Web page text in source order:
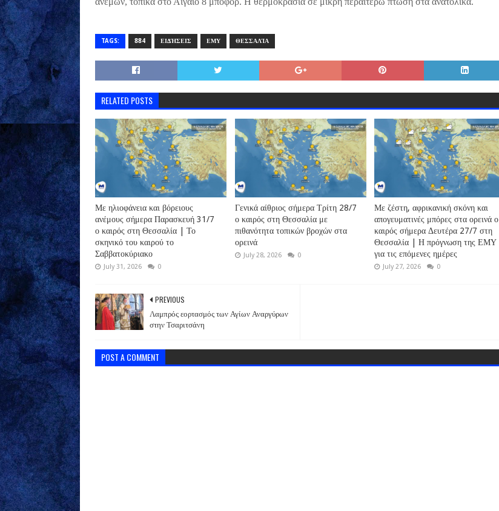
TAGS: 884 ΕΙΔΉΣΕΙΣ ΕΜΥ ΘΕΣΣΑΛΊΑ
RELATED POSTS
Με ηλιοφάνεια και βόρειους
ανέμους σήμερα Παρασκευή 31/7
ο καιρός στη Θεσσαλία | Το
σκηνικό του καιρού το
Σαββατοκύριακο
July 31, 2026 0
Γενικά αίθριος σήμερα Τρίτη 28/7
ο καιρός στη Θεσσαλία με
πιθανότητα τοπικών βροχών στα
ορεινά
July 28, 2026 0
Με ζέστη, αφρικανική σκόνη και
απογευματινές μπόρες στα ορεινά ο
καιρός σήμερα Δευτέρα 27/7 στη
Θεσσαλία | Η πρόγνωση της ΕΜΥ
για τις επόμενες ημέρες
July 27, 2026 0
PREVIOUS
Λαμπρός εορτασμός των Αγίων Αναργύρων
στην Τσαριτσάνη
POST A COMMENT